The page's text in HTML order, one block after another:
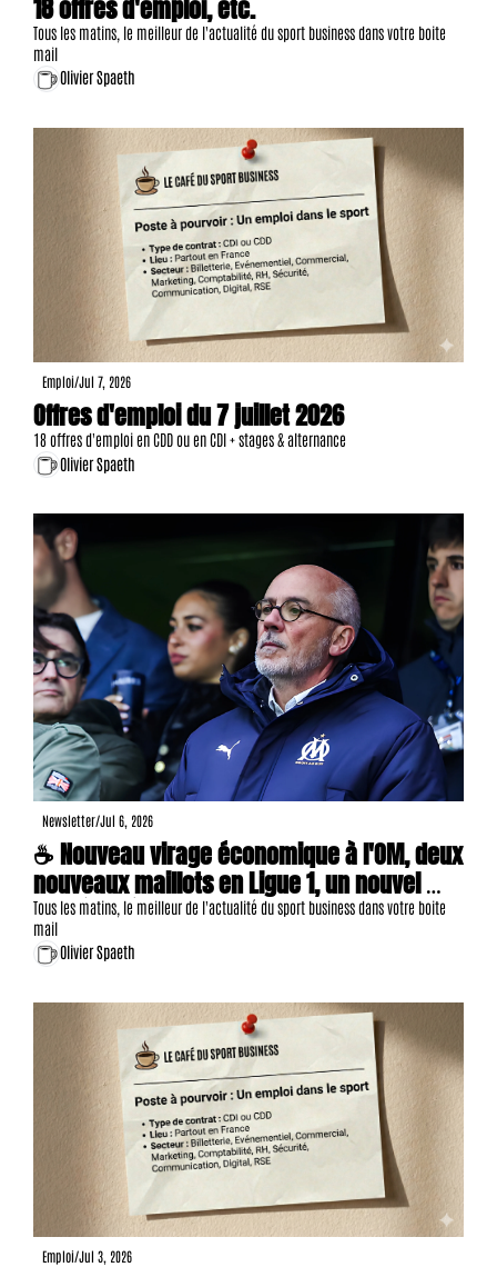
18 offres d'emploi, etc.
Tous les matins, le meilleur de l'actualité du sport business dans votre boite
mail
Olivier Spaeth
Emploi/Jul 7, 2026
Offres d'emploi du 7 juillet 2026
18 offres d'emploi en CDD ou en CDI + stages & alternance
Olivier Spaeth
Newsletter/Jul 6, 2026
☕ Nouveau virage économique à l'OM, deux
nouveaux maillots en Ligue 1, un nouvel
emblème à Montpellier, 18 offres d'emploi,
etc.
Tous les matins, le meilleur de l'actualité du sport business dans votre boite
mail
Olivier Spaeth
Emploi/Jul 3, 2026